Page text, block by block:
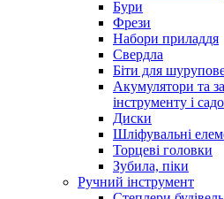
Бури
Фрези
Набори приладдя
Свердла
Біти для
Акумулятори та
інструменту і
Диски
Шліфувальні
Торцеві головки
Зубила, піки
Ручний інструмент